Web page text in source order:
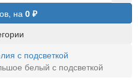
на 0 ₽
с подсветкой
белый с подсветкой